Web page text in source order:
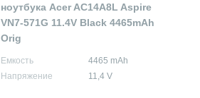
ноутбука Acer AC14A8L Aspire
VN7-571G 11.4V Black 4465mAh
Orig
Емкость
4465 mAh
Напряжение
11,4 V